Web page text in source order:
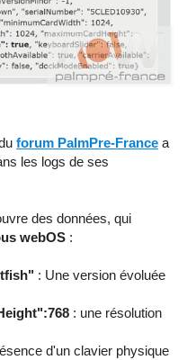
forum PalmPre-France a
les logs de ses
des données, qui
webOS :
: Une version évoluée
: une résolution
d'un clavier physique